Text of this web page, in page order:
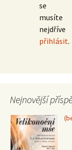
se
musíte
nejdříve
přihlásit.
Nejnovější